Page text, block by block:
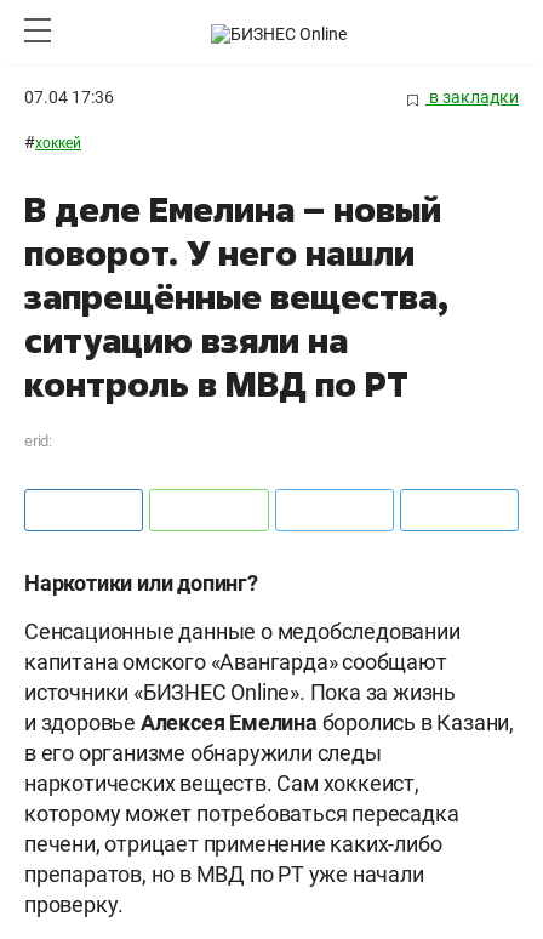
07.04 17:36 в закладки
#хоккей
В деле Емелина – новый
поворот. У него нашли
запрещённые вещества,
ситуацию взяли на
контроль в МВД по РТ
erid:
Наркотики или допинг?
Сенсационные данные о медобследовании
капитана омского «Авангарда» сообщают
источники «БИЗНЕС Online». Пока за жизнь
и здоровье Алексея Емелина боролись в Казани,
в его организме обнаружили следы
наркотических веществ. Сам хоккеист,
которому может потребоваться пересадка
печени, отрицает применение каких-либо
препаратов, но в МВД по РТ уже начали
проверку.